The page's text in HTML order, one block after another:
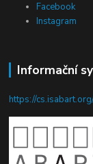
Facebook
Instagram
Informační
https://